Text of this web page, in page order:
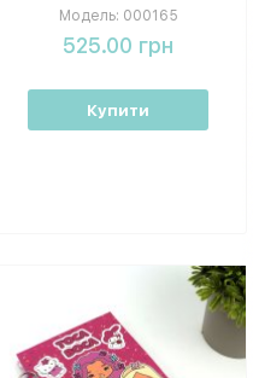
Модель: 000165
525.00 грн
Купити